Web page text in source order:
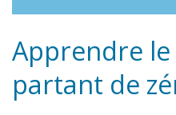
Apprendre le
partant de